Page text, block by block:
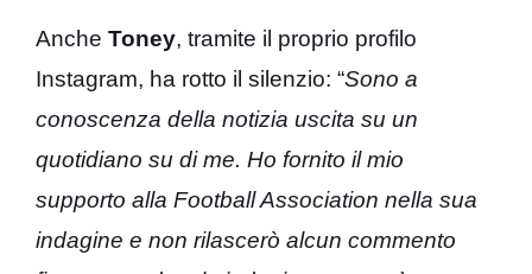
Anche Toney, tramite il proprio profilo
Instagram, ha rotto il silenzio: “Sono a
conoscenza della notizia uscita su un
quotidiano su di me. Ho fornito il mio
supporto alla Football Association nella sua
indagine e non rilascerò alcun commento